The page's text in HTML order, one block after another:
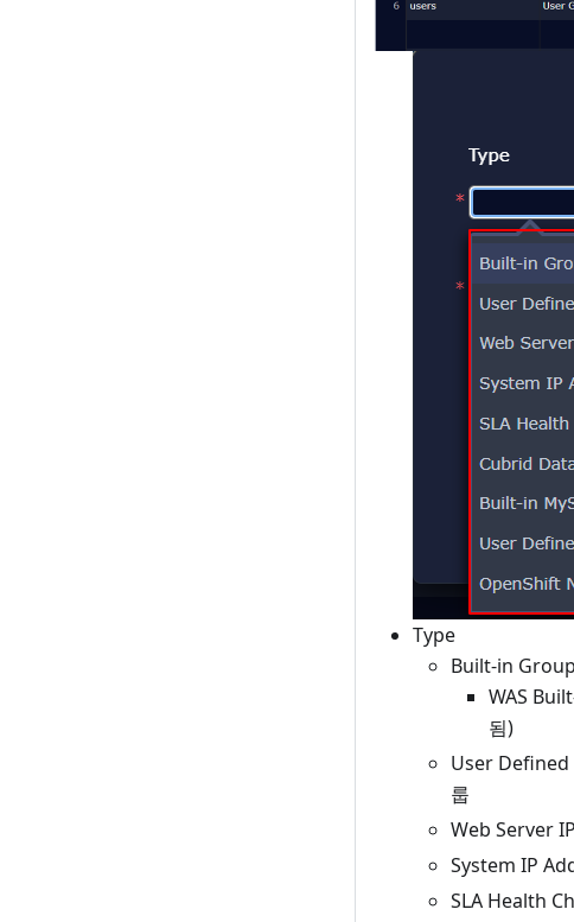
Type
Built-in
WAS
됨)
User Defined
룹
Web Server
System IP
SLA Health